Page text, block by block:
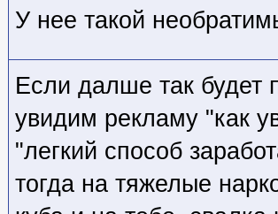
У нее такой
Если далше так будет
увидим рекламу "как
"легкий способ
тогда на тяжелые